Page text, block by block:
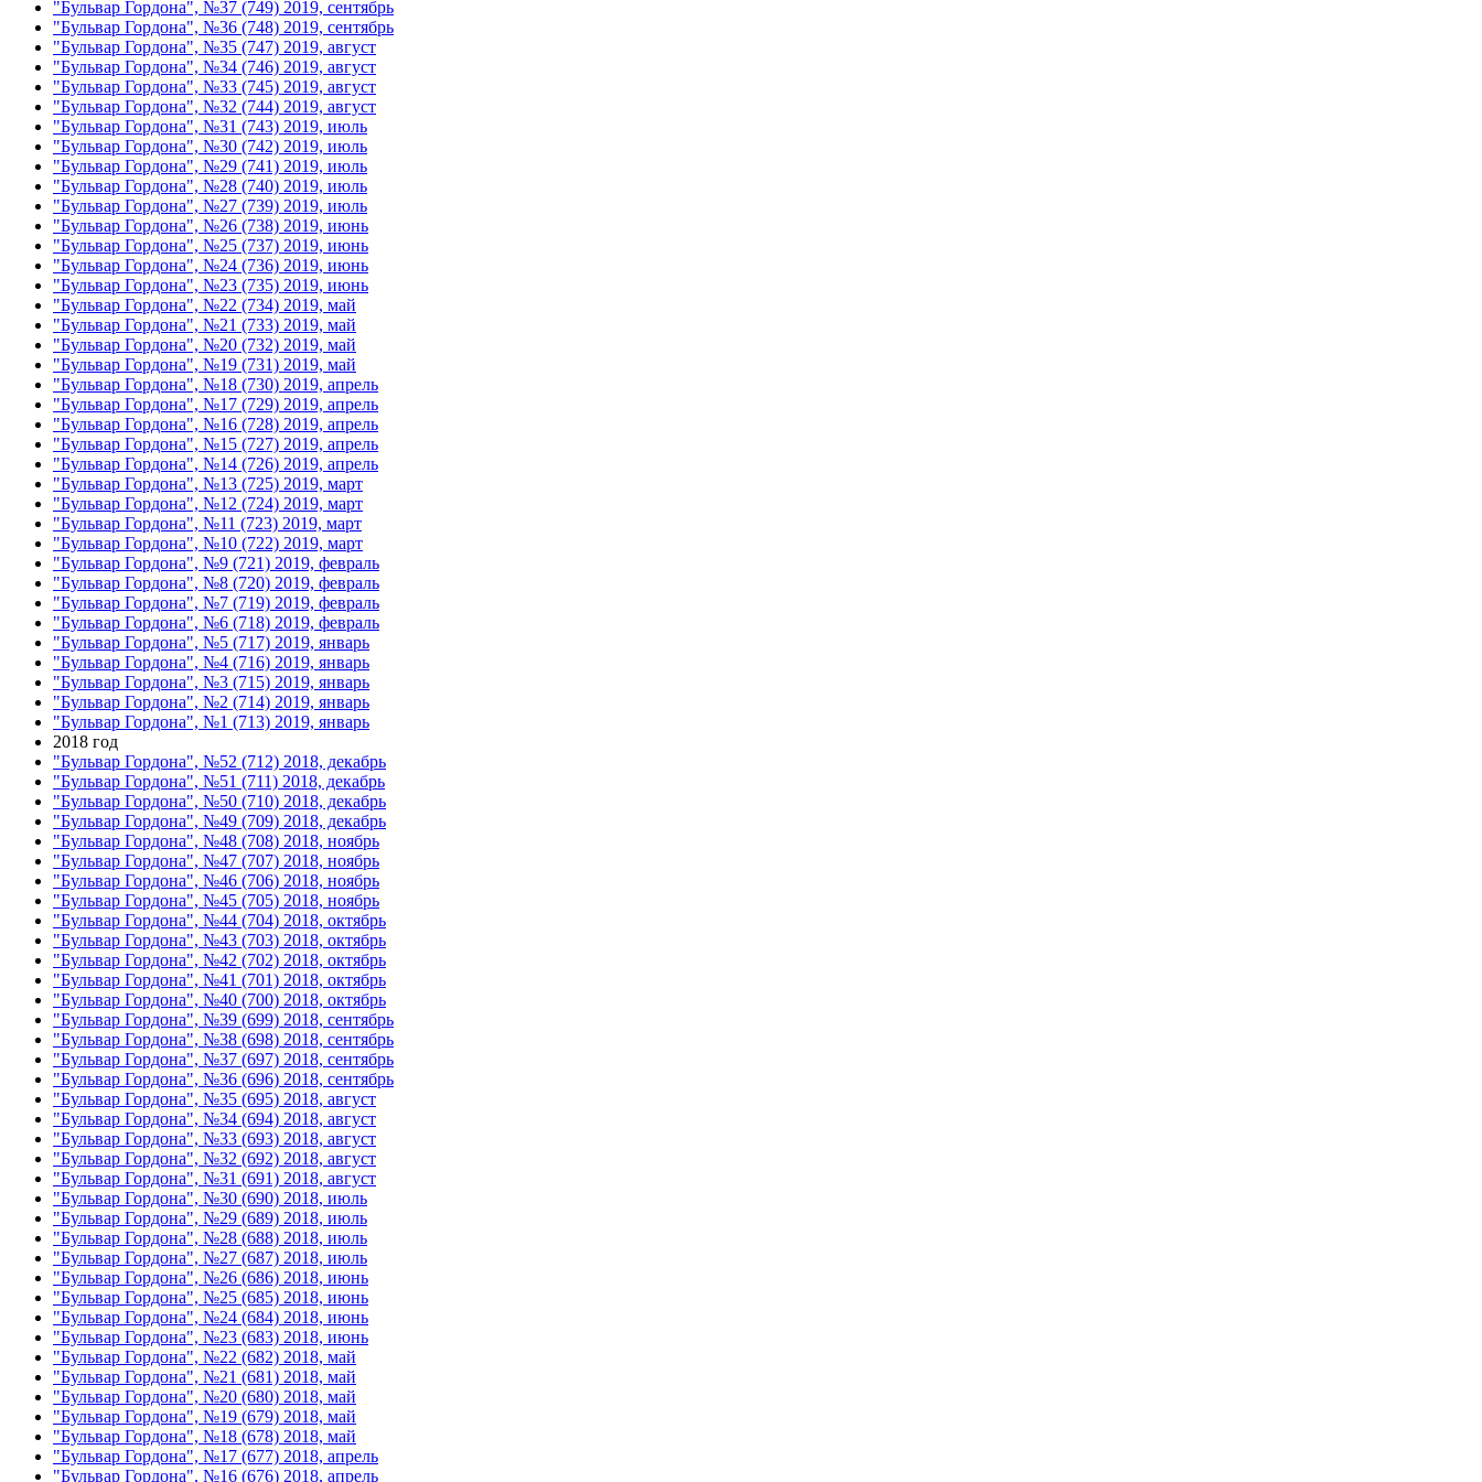
"Бульвар Гордона", №37 (749) 2019, сентябрь
"Бульвар Гордона", №36 (748) 2019, сентябрь
"Бульвар Гордона", №35 (747) 2019, август
"Бульвар Гордона", №34 (746) 2019, август
"Бульвар Гордона", №33 (745) 2019, август
"Бульвар Гордона", №32 (744) 2019, август
"Бульвар Гордона", №31 (743) 2019, июль
"Бульвар Гордона", №30 (742) 2019, июль
"Бульвар Гордона", №29 (741) 2019, июль
"Бульвар Гордона", №28 (740) 2019, июль
"Бульвар Гордона", №27 (739) 2019, июль
"Бульвар Гордона", №26 (738) 2019, июнь
"Бульвар Гордона", №25 (737) 2019, июнь
"Бульвар Гордона", №24 (736) 2019, июнь
"Бульвар Гордона", №23 (735) 2019, июнь
"Бульвар Гордона", №22 (734) 2019, май
"Бульвар Гордона", №21 (733) 2019, май
"Бульвар Гордона", №20 (732) 2019, май
"Бульвар Гордона", №19 (731) 2019, май
"Бульвар Гордона", №18 (730) 2019, апрель
"Бульвар Гордона", №17 (729) 2019, апрель
"Бульвар Гордона", №16 (728) 2019, апрель
"Бульвар Гордона", №15 (727) 2019, апрель
"Бульвар Гордона", №14 (726) 2019, апрель
"Бульвар Гордона", №13 (725) 2019, март
"Бульвар Гордона", №12 (724) 2019, март
"Бульвар Гордона", №11 (723) 2019, март
"Бульвар Гордона", №10 (722) 2019, март
"Бульвар Гордона", №9 (721) 2019, февраль
"Бульвар Гордона", №8 (720) 2019, февраль
"Бульвар Гордона", №7 (719) 2019, февраль
"Бульвар Гордона", №6 (718) 2019, февраль
"Бульвар Гордона", №5 (717) 2019, январь
"Бульвар Гордона", №4 (716) 2019, январь
"Бульвар Гордона", №3 (715) 2019, январь
"Бульвар Гордона", №2 (714) 2019, январь
"Бульвар Гордона", №1 (713) 2019, январь
2018 год
"Бульвар Гордона", №52 (712) 2018, декабрь
"Бульвар Гордона", №51 (711) 2018, декабрь
"Бульвар Гордона", №50 (710) 2018, декабрь
"Бульвар Гордона", №49 (709) 2018, декабрь
"Бульвар Гордона", №48 (708) 2018, ноябрь
"Бульвар Гордона", №47 (707) 2018, ноябрь
"Бульвар Гордона", №46 (706) 2018, ноябрь
"Бульвар Гордона", №45 (705) 2018, ноябрь
"Бульвар Гордона", №44 (704) 2018, октябрь
"Бульвар Гордона", №43 (703) 2018, октябрь
"Бульвар Гордона", №42 (702) 2018, октябрь
"Бульвар Гордона", №41 (701) 2018, октябрь
"Бульвар Гордона", №40 (700) 2018, октябрь
"Бульвар Гордона", №39 (699) 2018, сентябрь
"Бульвар Гордона", №38 (698) 2018, сентябрь
"Бульвар Гордона", №37 (697) 2018, сентябрь
"Бульвар Гордона", №36 (696) 2018, сентябрь
"Бульвар Гордона", №35 (695) 2018, август
"Бульвар Гордона", №34 (694) 2018, август
"Бульвар Гордона", №33 (693) 2018, август
"Бульвар Гордона", №32 (692) 2018, август
"Бульвар Гордона", №31 (691) 2018, август
"Бульвар Гордона", №30 (690) 2018, июль
"Бульвар Гордона", №29 (689) 2018, июль
"Бульвар Гордона", №28 (688) 2018, июль
"Бульвар Гордона", №27 (687) 2018, июль
"Бульвар Гордона", №26 (686) 2018, июнь
"Бульвар Гордона", №25 (685) 2018, июнь
"Бульвар Гордона", №24 (684) 2018, июнь
"Бульвар Гордона", №23 (683) 2018, июнь
"Бульвар Гордона", №22 (682) 2018, май
"Бульвар Гордона", №21 (681) 2018, май
"Бульвар Гордона", №20 (680) 2018, май
"Бульвар Гордона", №19 (679) 2018, май
"Бульвар Гордона", №18 (678) 2018, май
"Бульвар Гордона", №17 (677) 2018, апрель
"Бульвар Гордона", №16 (676) 2018, апрель